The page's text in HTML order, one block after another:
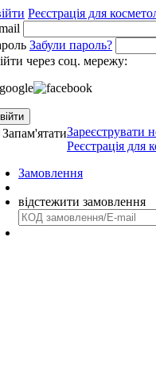
Реєстрація для
Забули пароль?
через соц. мережу:
Запам'ятатиЗареєструвати
Реєстрація для
Замовлення
відстежити замовлення